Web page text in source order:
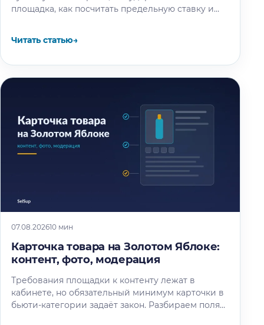
площадка, как посчитать предельную ставку и
Читать статью→
07.08.202610 мин
Карточка товара на Золотом Яблоке:
контент, фото, модерация
Требования площадки к контенту лежат в
кабинете, но обязательный минимум карточки в
бьюти-категории задаёт закон. Разбираем поля